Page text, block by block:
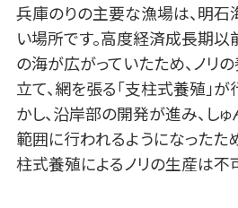
兵庫のりの主要な漁場は、明
い場所です。高度経済成長期
の海が広がっていたため、ノリ
立て、網を張る「支柱式養殖」が
かし、沿岸部の開発が進み、し
範囲に行われるようになったた
柱式養殖によるノリの生産は不